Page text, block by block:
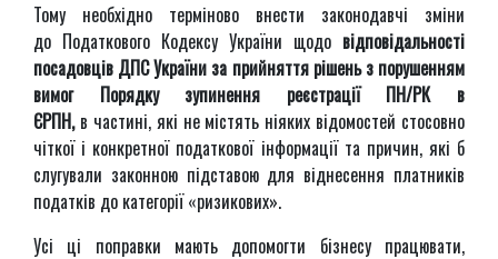
Тому необхідно терміново внести законодавчі зміни
до Податкового Кодексу України щодо відповідальності
посадовців ДПС України за прийняття рішень з порушенням
вимог Порядку зупинення реєстрації ПН/РК в
ЄРПН,в частині, які не містять ніяких відомостей стосовно
чіткої і конкретної податкової інформації та причин, які б
слугували законною підставою для віднесення платників
податків до категорії «ризикових».
Усі ці поправки мають допомогти бізнесу працювати,